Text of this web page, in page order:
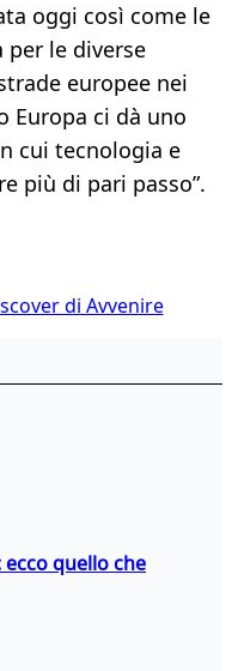
oggi così come le
le diverse
europee nei
Europa ci dà uno
cui tecnologia e
più di pari passo”.
di Avvenire
quello che